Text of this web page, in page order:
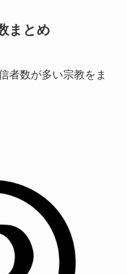
まとめ
者数が多い宗教をま